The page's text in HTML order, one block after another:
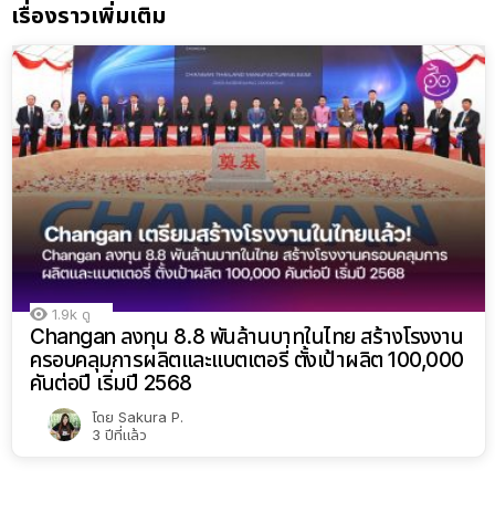
เรื่องราวเพิ่มเติม
1.9k ดู
Changan ลงทุน 8.8 พันล้านบาทในไทย สร้างโรงงาน
ครอบคลุมการผลิตและแบตเตอรี่ ตั้งเป้าผลิต 100,000
คันต่อปี เริ่มปี 2568
โดย Sakura P.
3 ปีที่แล้ว